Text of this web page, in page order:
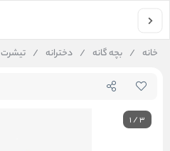
خانه / بچه گانه / دخترانه / تیشرت
1/3